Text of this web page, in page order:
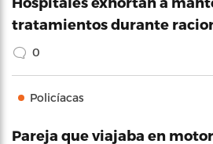
tratamientos durante
0
Policíacas
Pareja que viajaba en